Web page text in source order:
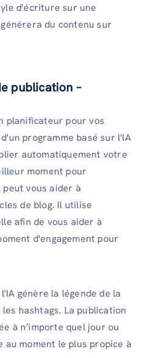
d'écriture sur une
du contenu sur
publication –
planificateur pour vos
programme basé sur l'IA
automatiquement votre
moment pour
peut vous aider à
de blog. Il utilise
afin de vous aider à
d'engagement pour
génère la légende de la
hashtags. La publication
à n’importe quel jour ou
au moment le plus propice à